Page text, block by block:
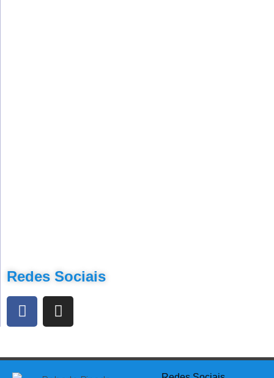
Redes Sociais